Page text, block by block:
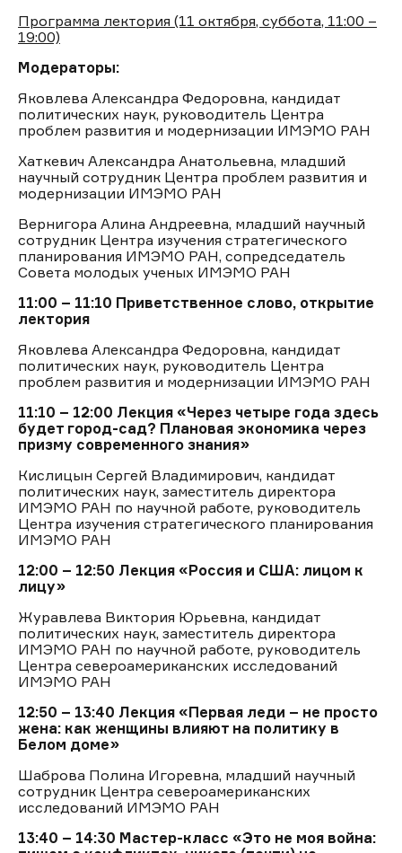
Программа лектория (11 октября, суббота, 11:00 –
19:00)
Модераторы:
Яковлева Александра Федоровна, кандидат
политических наук, руководитель Центра
проблем развития и модернизации ИМЭМО РАН
Хаткевич Александра Анатольевна, младший
научный сотрудник Центра проблем развития и
модернизации ИМЭМО РАН
Вернигора Алина Андреевна, младший научный
сотрудник Центра изучения стратегического
планирования ИМЭМО РАН, сопредседатель
Совета молодых ученых ИМЭМО РАН
11:00 – 11:10 Приветственное слово, открытие
лектория
Яковлева Александра Федоровна, кандидат
политических наук, руководитель Центра
проблем развития и модернизации ИМЭМО РАН
11:10 – 12:00 Лекция «Через четыре года здесь
будет город-сад? Плановая экономика через
призму современного знания»
Кислицын Сергей Владимирович, кандидат
политических наук, заместитель директора
ИМЭМО РАН по научной работе, руководитель
Центра изучения стратегического планирования
ИМЭМО РАН
12:00 – 12:50 Лекция «Россия и США: лицом к
лицу»
Журавлева Виктория Юрьевна, кандидат
политических наук, заместитель директора
ИМЭМО РАН по научной работе, руководитель
Центра североамериканских исследований
ИМЭМО РАН
12:50 – 13:40 Лекция «Первая леди – не просто
жена: как женщины влияют на политику в
Белом доме»
Шаброва Полина Игоревна, младший научный
сотрудник Центра североамериканских
исследований ИМЭМО РАН
13:40 – 14:30 Мастер-класс «Это не моя война: